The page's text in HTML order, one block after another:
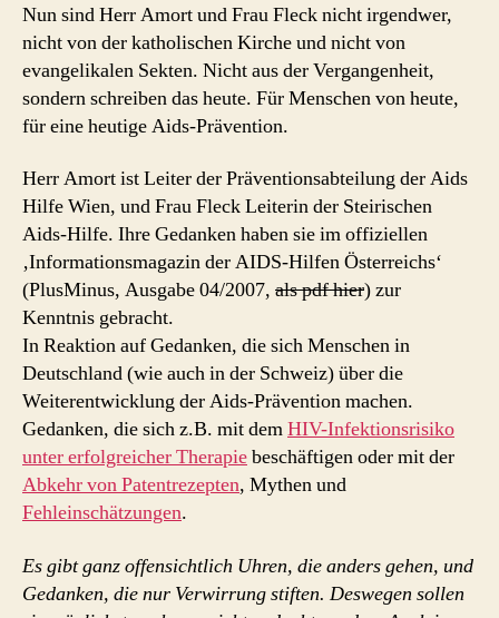
Nun sind Herr Amort und Frau Fleck nicht irgendwer,
nicht von der katholischen Kirche und nicht von
evangelikalen Sekten. Nicht aus der Vergangenheit,
sondern schreiben das heute. Für Menschen von heute,
für eine heutige Aids-Prävention.
Herr Amort ist Leiter der Präventionsabteilung der Aids
Hilfe Wien, und Frau Fleck Leiterin der Steirischen
Aids-Hilfe. Ihre Gedanken haben sie im offiziellen
‚Informationsmagazin der AIDS-Hilfen Österreichs‘
(PlusMinus, Ausgabe 04/2007, als pdf hier) zur
Kenntnis gebracht.
In Reaktion auf Gedanken, die sich Menschen in
Deutschland (wie auch in der Schweiz) über die
Weiterentwicklung der Aids-Prävention machen.
Gedanken, die sich z.B. mit demHIV-Infektionsrisiko
unter erfolgreicher Therapiebeschäftigen oder mit der
Abkehr von Patentrezepten, Mythen und
Fehleinschätzungen.
Es gibt ganz offensichtlich Uhren, die anders gehen, und
Gedanken, die nur Verwirrung stiften. Deswegen sollen